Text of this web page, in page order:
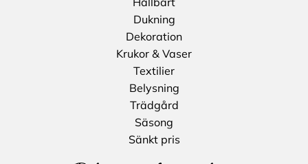
Dukning
Dekoration
Krukor & Vaser
Textilier
Belysning
Trädgård
Säsong
Sänkt pris